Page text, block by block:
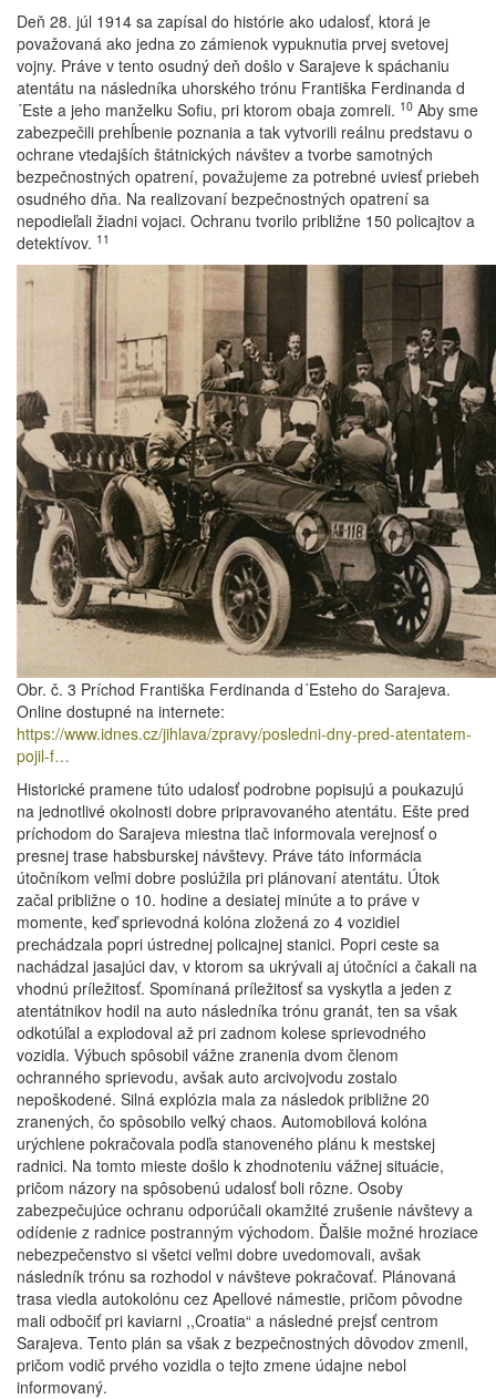
Deň 28. júl 1914 sa zapísal do histórie ako udalosť, ktorá je
považovaná ako jedna zo zámienok vypuknutia prvej svetovej
vojny. Práve v tento osudný deň došlo v Sarajeve k spáchaniu
atentátu na následníka uhorského trónu Františka Ferdinanda d
´Este a jeho manželku Sofiu, pri ktorom obaja zomreli. 10 Aby sme
zabezpečili prehĺbenie poznania a tak vytvorili reálnu predstavu o
ochrane vtedajších štátnických návštev a tvorbe samotných
bezpečnostných opatrení, považujeme za potrebné uviesť priebeh
osudného dňa. Na realizovaní bezpečnostných opatrení sa
nepodieľali žiadni vojaci. Ochranu tvorilo približne 150 policajtov a
detektívov. 11
Obr. č. 3 Príchod Františka Ferdinanda d´Esteho do Sarajeva.
Online dostupné na internete:
https://www.idnes.cz/jihlava/zpravy/posledni-dny-pred-atentatem-
pojil-f…
Historické pramene túto udalosť podrobne popisujú a poukazujú
na jednotlivé okolnosti dobre pripravovaného atentátu. Ešte pred
príchodom do Sarajeva miestna tlač informovala verejnosť o
presnej trase habsburskej návštevy. Práve táto informácia
útočníkom veľmi dobre poslúžila pri plánovaní atentátu. Útok
začal približne o 10. hodine a desiatej minúte a to práve v
momente, keď sprievodná kolóna zložená zo 4 vozidiel
prechádzala popri ústrednej policajnej stanici. Popri ceste sa
nachádzal jasajúci dav, v ktorom sa ukrývali aj útočníci a čakali na
vhodnú príležitosť. Spomínaná príležitosť sa vyskytla a jeden z
atentátnikov hodil na auto následníka trónu granát, ten sa však
odkotúľal a explodoval až pri zadnom kolese sprievodného
vozidla. Výbuch spôsobil vážne zranenia dvom členom
ochranného sprievodu, avšak auto arcivojvodu zostalo
nepoškodené. Silná explózia mala za následok približne 20
zranených, čo spôsobilo veľký chaos. Automobilová kolóna
urýchlene pokračovala podľa stanoveného plánu k mestskej
radnici. Na tomto mieste došlo k zhodnoteniu vážnej situácie,
pričom názory na spôsobenú udalosť boli rôzne. Osoby
zabezpečujúce ochranu odporúčali okamžité zrušenie návštevy a
odídenie z radnice postranným východom. Ďalšie možné hroziace
nebezpečenstvo si všetci veľmi dobre uvedomovali, avšak
následník trónu sa rozhodol v návšteve pokračovať. Plánovaná
trasa viedla autokolónu cez Apellové námestie, pričom pôvodne
mali odbočiť pri kaviarni ,,Croatia“ a následné prejsť centrom
Sarajeva. Tento plán sa však z bezpečnostných dôvodov zmenil,
pričom vodič prvého vozidla o tejto zmene údajne nebol
informovaný.